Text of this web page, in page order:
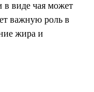
в виде чая может
важную роль в
жира и